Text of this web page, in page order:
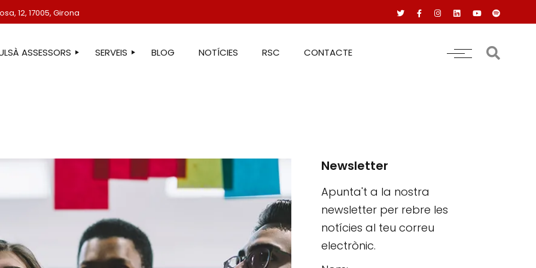
12, 17005, Girona
ASSESSORS SERVEIS
ASSESSORIA DE COMUNICACIÓ
ASSESSORIA EN ESTRANGERIA
SERVEIS IMMOBILIARIS
BLOG NOTÍCIES RSC CONTACTE
Newsletter
Apunta't a la nostra
newsletter per rebre les
notícies al teu correu
electrònic.